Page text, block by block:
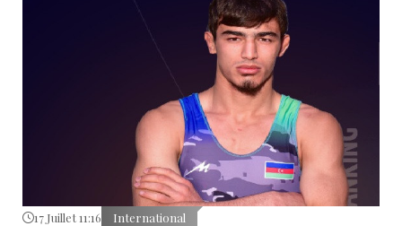
17 Juillet 11:16 International